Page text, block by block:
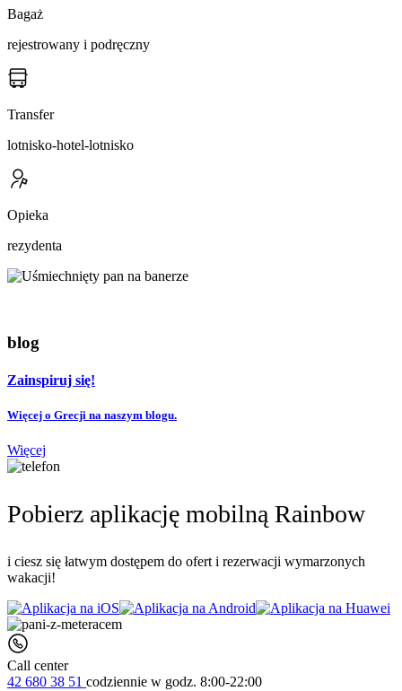
Bagaż
rejestrowany i podręczny
Transfer
lotnisko-hotel-lotnisko
Opieka
rezydenta
blog
Zainspiruj się!
Więcej o Grecji na naszym blogu.
Więcej
Pobierz aplikację mobilną Rainbow
i ciesz się łatwym dostępem do ofert i rezerwacji wymarzonych
wakacji!
Call center
42 680 38 51 codziennie w godz. 8:00-22:00